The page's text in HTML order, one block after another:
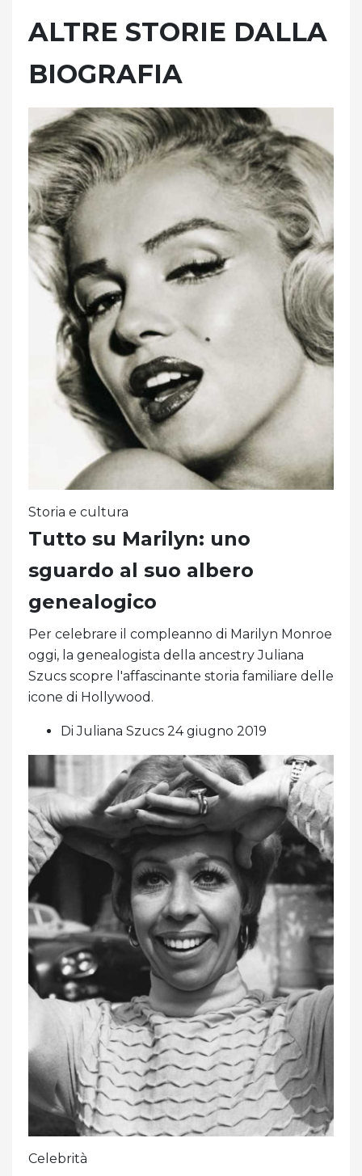
ALTRE STORIE DALLA
BIOGRAFIA
Storia e cultura
Tutto su Marilyn: uno
sguardo al suo albero
genealogico
Per celebrare il compleanno di Marilyn Monroe
oggi, la genealogista della ancestry Juliana
Szucs scopre l'affascinante storia familiare delle
icone di Hollywood.
Di Juliana Szucs 24 giugno 2019
Celebrità